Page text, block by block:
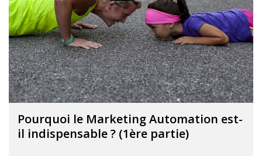
Pourquoi le Marketing Automation est-
il indispensable ? (1ère partie)